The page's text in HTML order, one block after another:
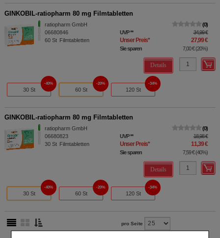
GINKOBIL-ratiopharm 80 mg Filmtabletten
ratiopharm GmbH
06680846
60 St Filmtabletten
0
UVP** 34,99 €
Unser Preis* 27,99 €
Sie sparen 7,00 €(20%)
Details
30 St
40%
60 St
20%
120 St
34%
GINKOBIL-ratiopharm 80 mg Filmtabletten
ratiopharm GmbH
06680823
30 St Filmtabletten
0
UVP** 18,98 €
Unser Preis* 11,39 €
Sie sparen 7,59 €(40%)
Details
30 St
40%
60 St
20%
120 St
34%
pro Seite